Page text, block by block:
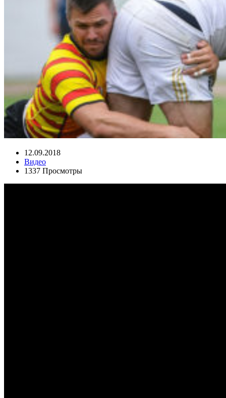
12.09.2018
Видео
1337 Просмотры